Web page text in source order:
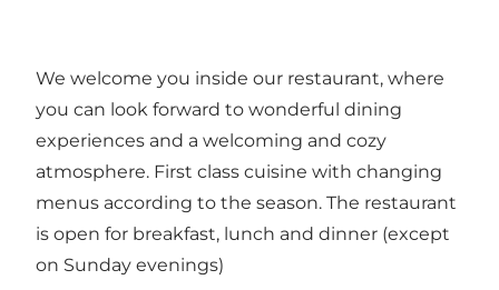
We welcome you inside our restaurant, where
you can look forward to wonderful dining
experiences and a welcoming and cozy
atmosphere. First class cuisine with changing
menus according to the season. The restaurant
is open for breakfast, lunch and dinner (except
on Sunday evenings)